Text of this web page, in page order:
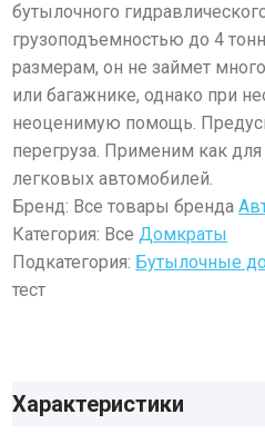
бутылочного
грузоподъемностью до 4
размерам, он не займет
или багажнике, однако при
неоценимую помощь.
перегруза. Применим как для
легковых автомобилей.
Бренд: Все товары бренда
Категория: ВсеДомкраты
Подкатегория: Бутылочные
тест
Характеристики